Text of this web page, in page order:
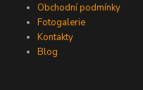
Obchodní podmínky
Fotogalerie
Kontakty
Blog